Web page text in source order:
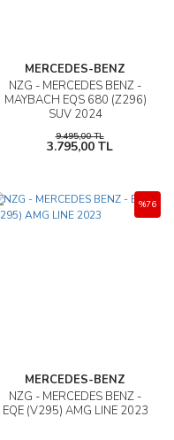
MERCEDES-BENZ
NZG - MERCEDES BENZ -
MAYBACH EQS 680 (Z296)
SUV 2024
9.495,00 TL
3.795,00 TL
MERCEDES-BENZ
NZG - MERCEDES BENZ -
EQE (V295) AMG LINE 2023
%76